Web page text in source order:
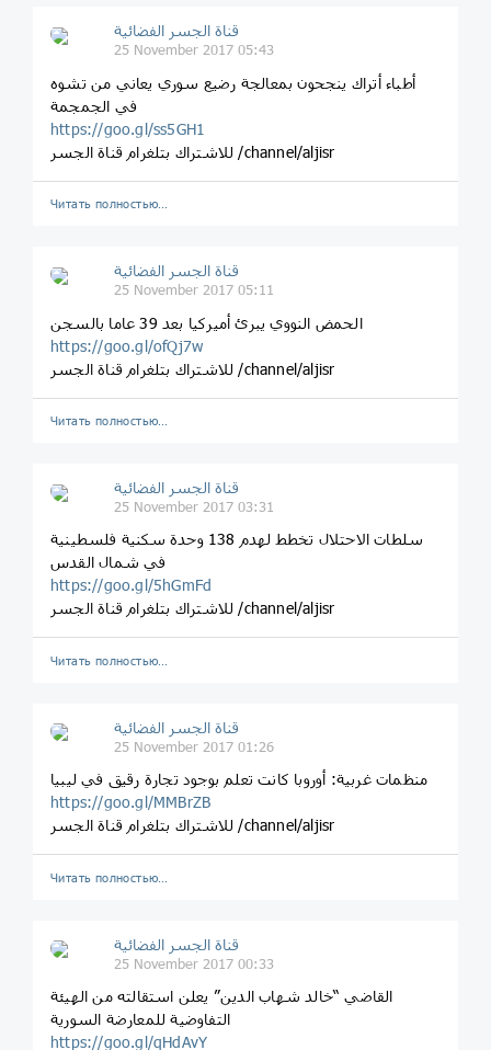
قناة الجسر الفضائية
25 November 2017 05:43
أطباء أتراك ينجحون بمعالجة رضيع سوري يعاني من تشوه
في الجمجمة
https://goo.gl/ss5GH1
للاشتراك بتلغرام قناة الجسر /channel/aljisr
Читать полностью…
قناة الجسر الفضائية
25 November 2017 05:11
الحمض النووي يبرئ أميركيا بعد 39 عاما بالسجن
https://goo.gl/ofQj7w
للاشتراك بتلغرام قناة الجسر /channel/aljisr
Читать полностью…
قناة الجسر الفضائية
25 November 2017 03:31
سلطات الاحتلال تخطط لهدم 138 وحدة سكنية فلسطينية
في شمال القدس
https://goo.gl/5hGmFd
للاشتراك بتلغرام قناة الجسر /channel/aljisr
Читать полностью…
قناة الجسر الفضائية
25 November 2017 01:26
منظمات غربية: أوروبا كانت تعلم بوجود تجارة رقيق في ليبيا
https://goo.gl/MMBrZB
للاشتراك بتلغرام قناة الجسر /channel/aljisr
Читать полностью…
قناة الجسر الفضائية
25 November 2017 00:33
القاضي “خالد شهاب الدين” يعلن استقالته من الهيئة
التفاوضية للمعارضة السورية
https://goo.gl/qHdAvY